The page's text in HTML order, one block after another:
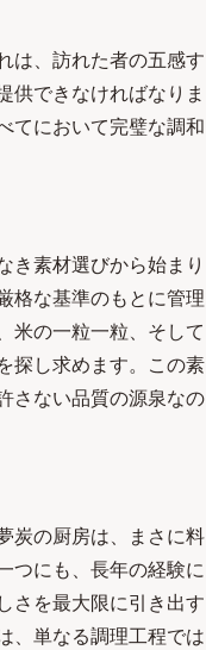
は、訪れた者の五感す
供できなければなりま
てにおいて完璧な調和
き素材選びから始まり
格な基準のもとに管理
米の一粒一粒、そして
探し求めます。この素
さない品質の源泉なの
炭の厨房は、まさに料
つにも、長年の経験に
さを最大限に引き出す
、単なる調理工程では